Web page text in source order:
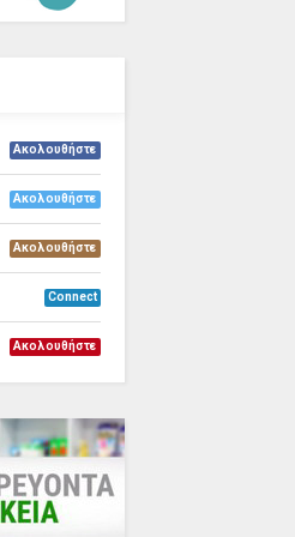
Ακολουθήστε
Ακολουθήστε
Ακολουθήστε
Connect
Ακολουθήστε